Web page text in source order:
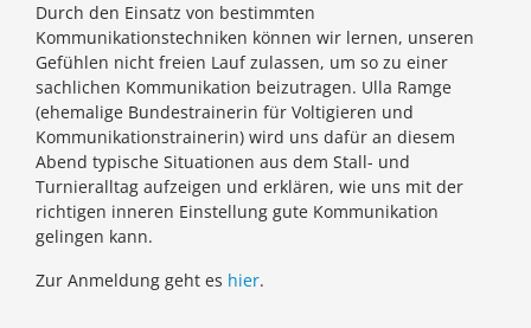
Durch den Einsatz von bestimmten
Kommunikationstechniken können wir lernen, unseren
Gefühlen nicht freien Lauf zulassen, um so zu einer
sachlichen Kommunikation beizutragen. Ulla Ramge
(ehemalige Bundestrainerin für Voltigieren und
Kommunikationstrainerin) wird uns dafür an diesem
Abend typische Situationen aus dem Stall- und
Turnieralltag aufzeigen und erklären, wie uns mit der
richtigen inneren Einstellung gute Kommunikation
gelingen kann.
Zur Anmeldung geht es hier.